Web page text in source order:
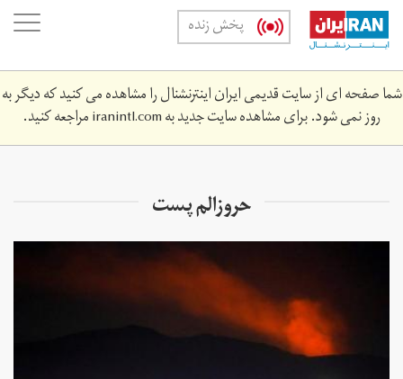
Skip
main
content
پخش زنده
شما صفحه ای از سایت قدیمی ایران اینترنشنال را مشاهده می کنید که دیگر به
روز نمی شود. برای مشاهده سایت جدید بهiranintl.comمراجعه کنید.
حروزالم پست